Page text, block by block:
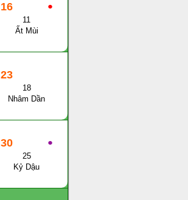
●
16
11
Ất Mùi
23
18
Nhâm Dần
●
30
25
Kỷ Dậu